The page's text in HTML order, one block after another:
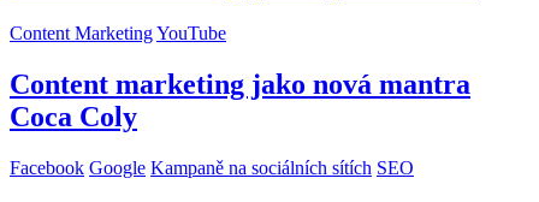
Content MarketingYouTube
Content marketing jako nová mantra
Coca Coly
Facebook Google Kampaně na sociálních sítích SEO